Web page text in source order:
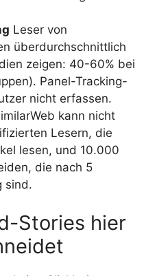
Leser von
überdurchschnittlich
zeigen: 40-60% bei
Panel-Tracking-
nicht erfassen.
kann nicht
Lesern, die
lesen, und 10.000
die nach 5
sind.
Stories hier